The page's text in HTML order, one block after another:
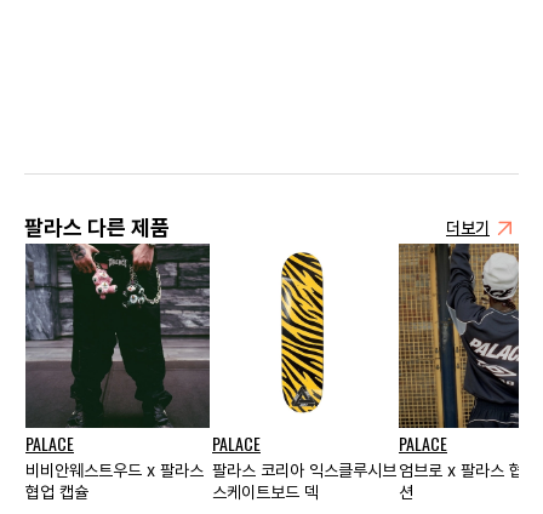
팔라스 다른 제품 더보기
PALACE
비비안웨스트우드 x 팔라스
협업 캡슐
PALACE
팔라스 코리아 익스클루시브
스케이트보드 덱
PALACE
엄브로 x 팔라스 협업
션